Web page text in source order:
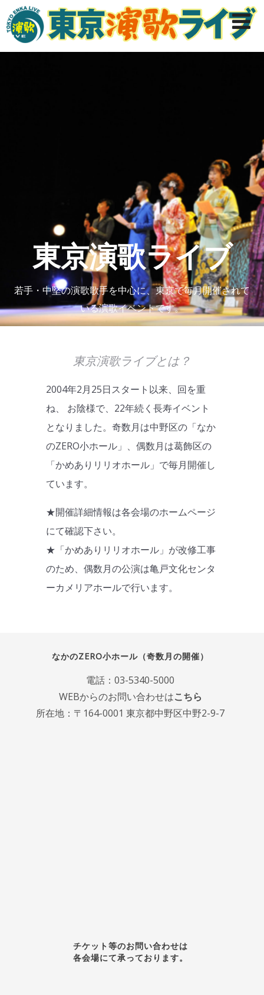
東京演歌ライブ
若手・中堅の演歌歌手を中心に、東京で毎月開催されて
いる演歌イベントです。
東京演歌ライブとは？
2004年2月25日スタート以来、回を重
ね、 お陰様で、22年続く長寿イベント
となりました。奇数月は中野区の「なか
のZERO小ホール」、偶数月は葛飾区の
「かめありリリオホール」で毎月開催し
ています。
★開催詳細情報は各会場のホームページ
にて確認下さい。
★「かめありリリオホール」が改修工事
のため、偶数月の公演は亀戸文化センタ
ーカメリアホールで行います。
なかのZERO小ホール（奇数月の開催）
電話：03-5340-5000
WEBからのお問い合わせはこちら
所在地：〒164-0001 東京都中野区中野2-9-7
チケット等のお問い合わせは
各会場にて承っております。